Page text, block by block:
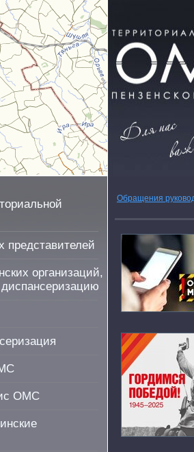
представителей
организаций,
ОМС
Обращения